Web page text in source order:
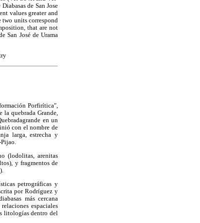
de San Jose
values greater and
two units correspond
that are not
San José de Urama
Porfirítica",
quebrada Grande,
en un
con el nombre de
larga, estrecha y
(lodolitas, arenitas
y fragmentos de
petrográficas y
por Rodríguez y
más cercana
espaciales
litologías dentro del